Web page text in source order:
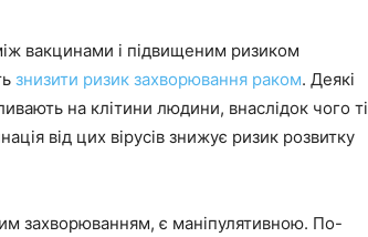
вакцинами і підвищеним ризиком
знизити ризик захворювання раком. Деякі
на клітини людини, внаслідок чого ті
від цих вірусів знижує ризик розвитку
захворюванням, є маніпулятивною. По-